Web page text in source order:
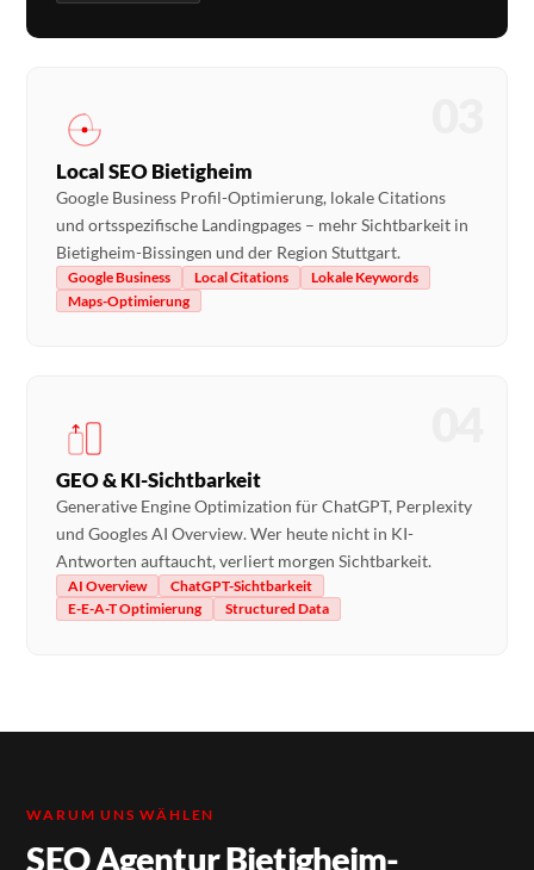
Local SEO Bietigheim
Google Business Profil-Optimierung, lokale Citations
und ortsspezifische Landingpages – mehr Sichtbarkeit in
Bietigheim-Bissingen und der Region Stuttgart.
Google Business Local Citations
Lokale Keywords
Maps-Optimierung
GEO & KI-Sichtbarkeit
Generative Engine Optimization für ChatGPT, Perplexity
und Googles AI Overview. Wer heute nicht in KI-
Antworten auftaucht, verliert morgen Sichtbarkeit.
AI Overview
ChatGPT-Sichtbarkeit
E-E-A-T Optimierung
Structured Data
WARUM UNS WÄHLEN
SEO Agentur Bietigheim-